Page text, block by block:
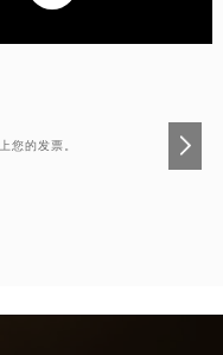
您的发票。